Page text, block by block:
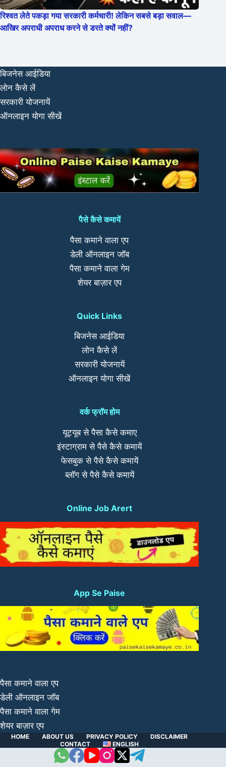
रिश्वत लेते पकड़ा गया सरकारी कर्मचारी! लेकिन सबसे बड़ा सवाल—
आखिर अपराधी अपराध करने से डरते क्यों नहीं?
बिजनेस आईडिया
लोन कैसे लें
सरकारी योजनायें
ऑनलाइन योगा सीखें
पैसे कैसे कमायें
पैसा कमाने वाला एप
डेली ऑनलाइन जॉब
पैसा कमाने वाला गेम
शेयर बाज़ार एप
Quick Links
बिजनेस आईडिया
लोन कैसे लें
सरकारी योजनायें
ऑनलाइन योगा सीखें
वर्क फ्रॉम होम
यूट्यूब से पैसा कैसे कमाए
इंस्टाग्राम से पैसे कैसे कमायें
फेसबुक से पैसे कैसे कमायें
ब्लॉग से पैसे कैसे कमायें
Online Job Arert
App Se Paise
पैसा कमाने वाला एप
डेली ऑनलाइन जॉब
पैसा कमाने वाला गेम
शेयर बाज़ार एप
HOME ABOUT US PRIVACY POLICY
DISCLAIMER
CONTACT
ENGLISH